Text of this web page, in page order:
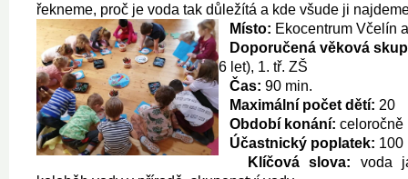
řekneme, proč je voda tak důležítá a kde všude ji
Místo: Ekocentrum Včelín
Doporučená věková
6 let), 1. tř. ZŠ
Čas: 90 min.
Maximální počet dětí: 20
Období konání: celoročně
Účastnický poplatek: 100
Klíčová slova: voda